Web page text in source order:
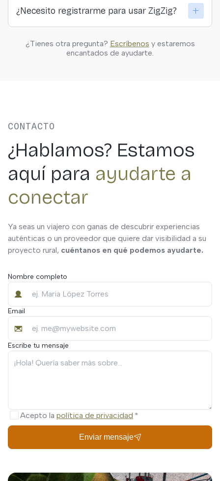
transparente entre viajeros y quienes ofrecen las
¿Necesito registrarme para usar ZigZig?
Solo si quieres guardar actividades, hacer reservas o
personalizar tus resultados. Puedes explorar
¿Tienes otra pregunta? Escríbenos y estaremos
encantados de ayudarte.
CONTACTO
¿Hablamos? Estamos
aquí para ayudarte a
conectar
Ya seas un viajero con ganas de descubrir experiencias
auténticas o un proveedor que quiere dar visibilidad a su
proyecto rural, cuéntanos en qué podemos ayudarte.
Nombre completo
Email
Escribe tu mensaje
Acepto la política de privacidad
Enviar mensaje